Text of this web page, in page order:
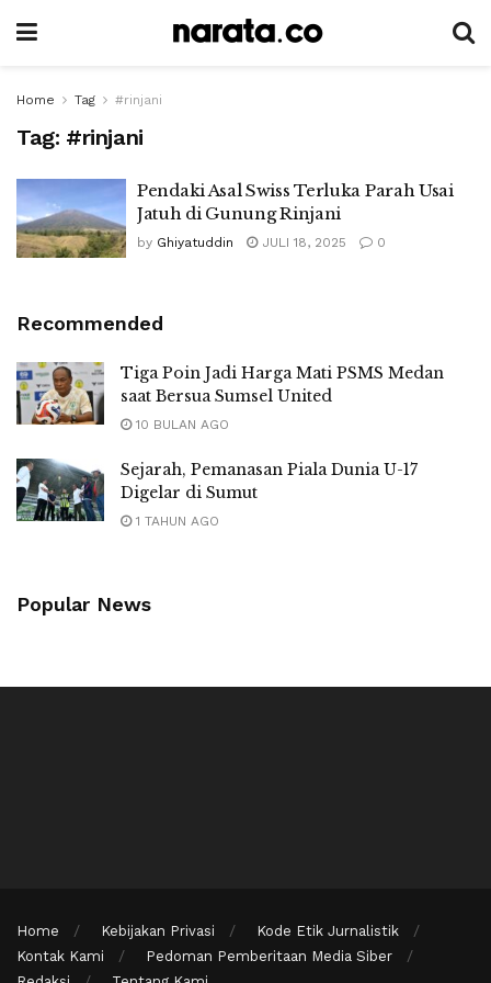
Home Tag #rinjani
Tag: #rinjani
Pendaki Asal Swiss Terluka Parah Usai
Jatuh di Gunung Rinjani
by Ghiyatuddin JULI 18, 2025 0
Recommended
Tiga Poin Jadi Harga Mati PSMS Medan
saat Bersua Sumsel United
10 BULAN AGO
Sejarah, Pemanasan Piala Dunia U-17
Digelar di Sumut
1 TAHUN AGO
Popular News
Home Kebijakan Privasi
Kode Etik Jurnalistik
Kontak Kami
Pedoman Pemberitaan Media Siber